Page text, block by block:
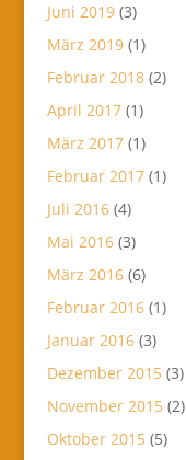
Juni 2019(3)
März 2019(1)
Februar 2018(2)
April 2017(1)
März 2017(1)
Februar 2017(1)
Juli 2016(4)
Mai 2016(3)
März 2016(6)
Februar 2016(1)
Januar 2016(3)
Dezember 2015 (3)
November 2015 (2)
Oktober 2015 (5)